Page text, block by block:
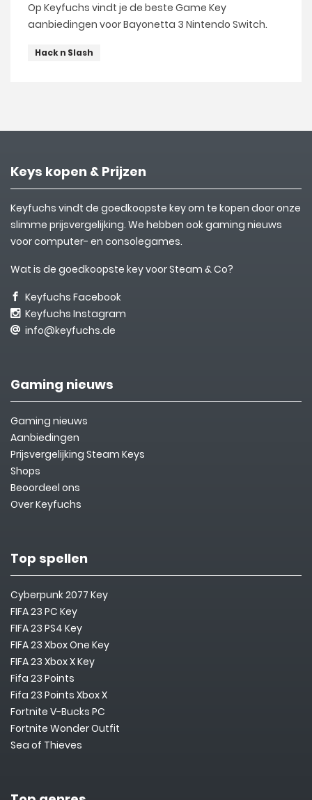
Op Keyfuchs vindt je de beste Game Key
aanbiedingen voor Bayonetta 3 Nintendo Switch.
Hack n Slash
Keys kopen & Prijzen
Keyfuchs vindt de goedkoopste key om te kopen door onze
slimme prijsvergelijking. We hebben ook gaming nieuws
voor computer- en consolegames.
Wat is de goedkoopste key voor Steam & Co?
Keyfuchs Facebook
Keyfuchs Instagram
info@keyfuchs.de
Gaming nieuws
Gaming nieuws
Aanbiedingen
Prijsvergelijking Steam Keys
Shops
Beoordeel ons
Over Keyfuchs
Top spellen
Cyberpunk 2077 Key
FIFA 23 PC Key
FIFA 23 PS4 Key
FIFA 23 Xbox One Key
FIFA 23 Xbox X Key
Fifa 23 Points
Fifa 23 Points Xbox X
Fortnite V-Bucks PC
Fortnite Wonder Outfit
Sea of Thieves